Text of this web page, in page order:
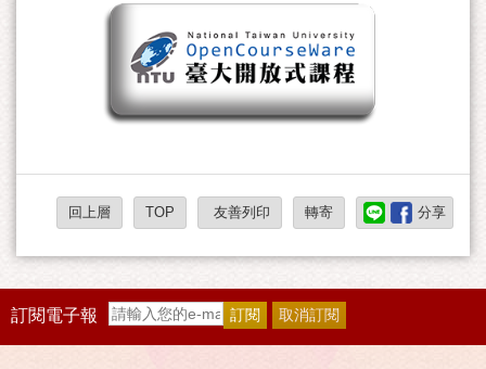
回上層 TOP 友善列印 轉寄 分享
訂閱電子報